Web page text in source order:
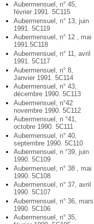
Aubermensuel, n° 45,
février 1991. 5C115
Aubermensuel, n° 13, juin
1991. 5C119
Aubermensuel, n° 12 , mai
1991.5C118
Aubermensuel, n° 11, avril
1991. 5C117
Aubermensuel, n° 8,
Janvier 1991. 5C114
Aubermensuel, n° 43,
décembre 1990. 5C113
Aubermensuel, n°42
novembre 1990. 5C112
Aubermensuel, n °41,
octobre 1990. 5C111
Aubermensuel, n° 40,
septembre 1990. 5C110
Aubermensuel, n °39, juin
1990. 5C109
Aubermensuel, n° 38 , mai
1990. 5C108
Aubermensuel, n° 37, avril
1990. 5C107
Aubermensuel, n° 36, mars
1990. 5C106
Aubermensuel, n° 35,